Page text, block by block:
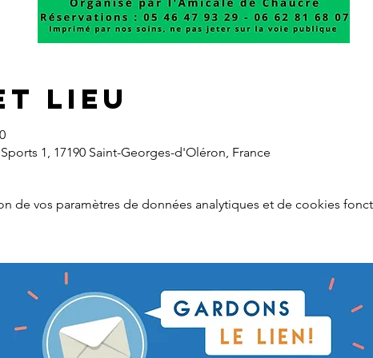
lieu
1, 17190 Saint-Georges-d'Oléron, France
de vos paramètres de données analytiques et de cookies